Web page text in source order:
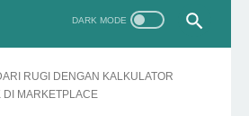
RUGI DENGAN KALKULATOR
DI MARKETPLACE